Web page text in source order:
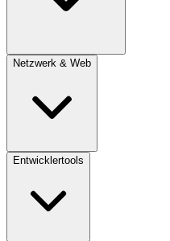
Netzwerk & Web
Entwicklertools